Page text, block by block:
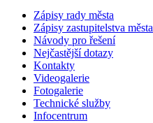
Zápisy rady města
Zápisy zastupitelstva města
Návody pro řešení
Nejčastější dotazy
Kontakty
Videogalerie
Fotogalerie
Technické služby
Infocentrum